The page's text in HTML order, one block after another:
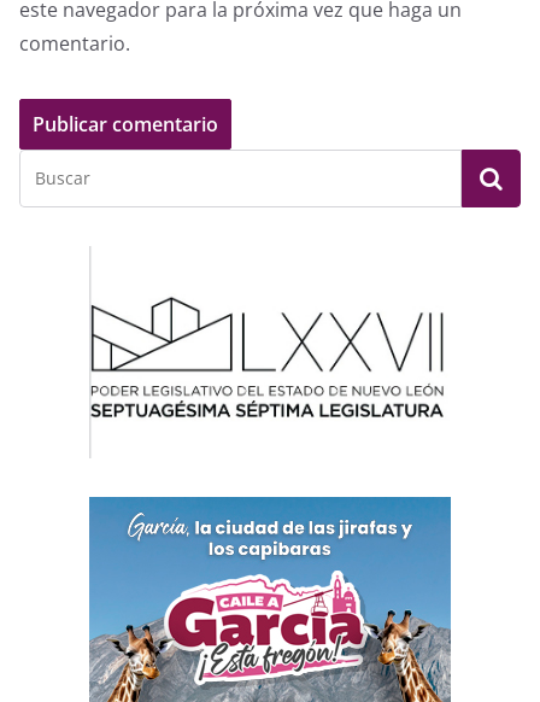
este navegador para la próxima vez que haga un
comentario.